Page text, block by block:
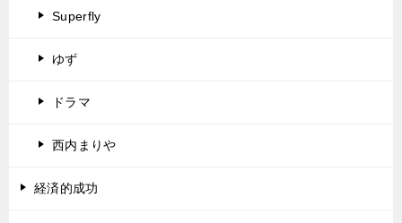
Superfly
ゆず
ドラマ
西内まりや
経済的成功